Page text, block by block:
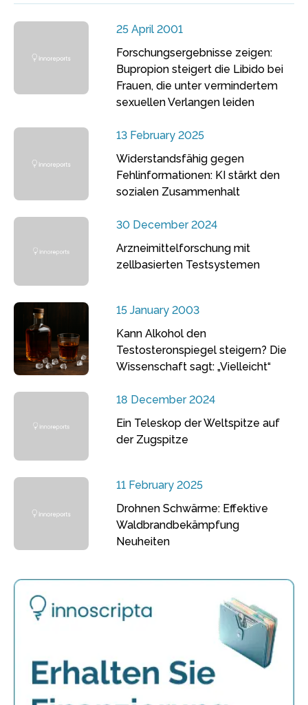
25 April 2001
Forschungsergebnisse zeigen:
Bupropion steigert die Libido bei
Frauen, die unter vermindertem
sexuellen Verlangen leiden
13 February 2025
Widerstandsfähig gegen
Fehlinformationen: KI stärkt den
sozialen Zusammenhalt
30 December 2024
Arzneimittelforschung mit
zellbasierten Testsystemen
15 January 2003
Kann Alkohol den
Testosteronspiegel steigern? Die
Wissenschaft sagt: „Vielleicht“
18 December 2024
Ein Teleskop der Weltspitze auf
der Zugspitze
11 February 2025
Drohnen Schwärme: Effektive
Waldbrandbekämpfung
Neuheiten